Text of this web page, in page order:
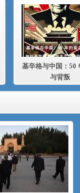
2021
基辛格与中国：50
与背叛